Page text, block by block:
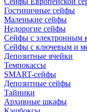
Гостиничные сейфы
Маленькие сейфы
Недорогие сейфы
Сейфы с электронным
Сейфы с ключевым и
Депозитные ячейки
Темпокассы
SMART-сейфы
Депозитные сейфы
Тайники
Архивные шкафы